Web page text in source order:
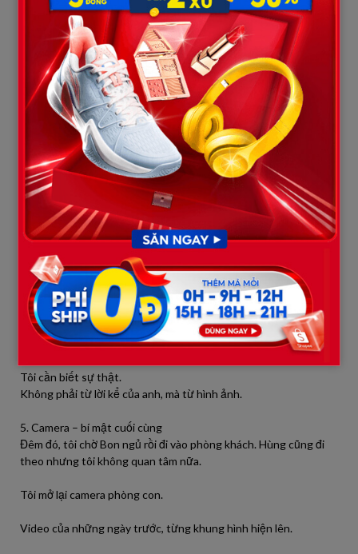
anh. Đêm Bon khóc… anh cảm giác như cô ấy đang đứng ở cạnh
Tôi không thở nổi.
– Anh nghĩ… Hạnh đang về tìm anh? – tôi nghẹn.
Hùng ôm đầu:
– Anh không biết! Anh chỉ biết… mỗi lần gần 3 giờ sáng… anh
luôn nghe tiếng bước chân. Và camera… camera lúc nào cũng
bắt được bóng người đó.
Tôi bật khóc:
– Anh giết chị họ tôi… mà cưới tôi làm vợ?
Hùng ôm mặt, khóc nức như một đứa trẻ.
Tôi đứng dậy, ôm Bon vào lòng, đầu óc quay cuồng.
Tôi cần biết sự thật.
Không phải từ lời kể của anh, mà từ hình ảnh.
5. Camera – bí mật cuối cùng
Đêm đó, tôi chờ Bon ngủ rồi đi vào phòng khách. Hùng cũng đi
theo nhưng tôi không quan tâm nữa.
Tôi mở lại camera phòng con.
Video của những ngày trước, từng khung hình hiện lên.